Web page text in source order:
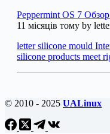
Peppermint OS 7
11 місяців тому by
letter silicone mould
silicone products meet
© 2010 - 2025 UALinux